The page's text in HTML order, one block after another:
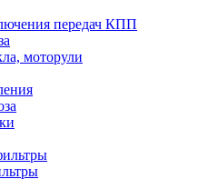
передач КПП
моторули